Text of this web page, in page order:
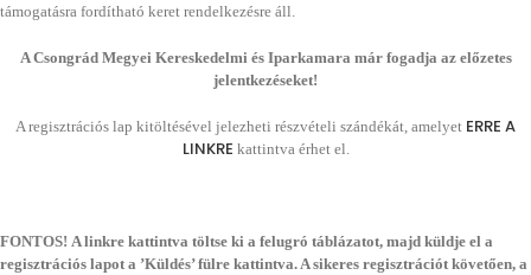
támogatásra fordítható keret rendelkezésre áll.
A Csongrád Megyei Kereskedelmi és Iparkamara már fogadja az előzetes
jelentkezéseket!
A regisztrációs lap kitöltésével jelezheti részvételi szándékát, amelyet ERRE A
LINKRE kattintva érhet el.
FONTOS! A linkre kattintva töltse ki a felugró táblázatot, majd küldje el a
regisztrációs lapot a ’Küldés’ fülre kattintva. A sikeres regisztrációt követően, a